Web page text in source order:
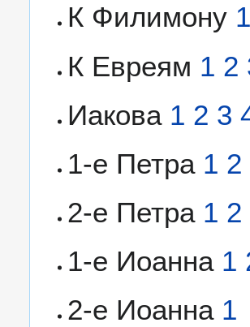
К Филимону
К Евреям 1 2
Иакова 1 2 3
1-e Петра 1 2
2-e Петра 1 2
1-e Иоанна 1
2-e Иоанна 1